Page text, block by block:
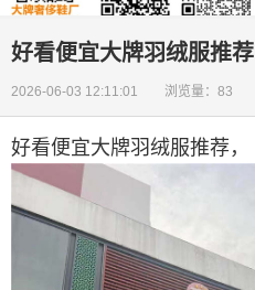
好看便宜大牌羽绒服推荐
2026-06-03 12:11:01 浏览量：83
好看便宜大牌羽绒服推荐 ，